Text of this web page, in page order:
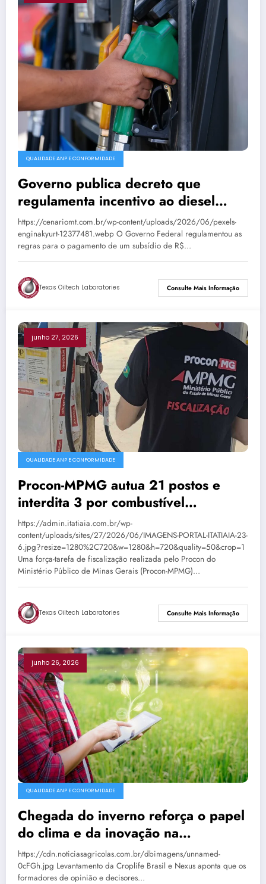
QUALIDADE ANP E CONFORMIDADE
Governo publica decreto que
regulamenta incentivo ao diesel
rodoviário
https://cenariomt.com.br/wp-content/uploads/2026/06/pexels-
enginakyurt-12377481.webp O Governo Federal regulamentou as
regras para o pagamento de um subsídio de R$…
Texas Oiltech Laboratories Consulte Mais Informação
junho 27, 2026
QUALIDADE ANP E CONFORMIDADE
Procon-MPMG autua 21 postos e
interdita 3 por combustível
adulterado e ‘bomba baixa’
https://admin.itatiaia.com.br/wp-
content/uploads/sites/27/2026/06/IMAGENS-PORTAL-ITATIAIA-23-
6.jpg?resize=1280%2C720&w=1280&h=720&quality=50&crop=1
Uma força-tarefa de fiscalização realizada pelo Procon do
Ministério Público de Minas Gerais (Procon-MPMG)…
Texas Oiltech Laboratories Consulte Mais Informação
junho 26, 2026
QUALIDADE ANP E CONFORMIDADE
Chegada do inverno reforça o papel
do clima e da inovação na
produtividade…
https://cdn.noticiasagricolas.com.br/dbimagens/unnamed-
0cFGh.jpg Levantamento da Croplife Brasil e Nexus aponta que os
formadores de opinião e decisores…